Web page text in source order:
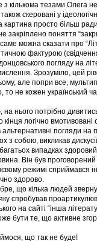
кількома тезами Олега
скеровані у
просто більш
закріплено поняття
можна сказати про
фактурою
погляду на
Зрозуміло, цей
але попри все,
то не кожен український
на нього потрібно
кінця логічно
погляди на
собою, викликав
випадках
Він був проговорений
режимі сприймався
здорово.
що кілька людей
спробував
на сайті “інша
бути те, що активне
що так не буде!